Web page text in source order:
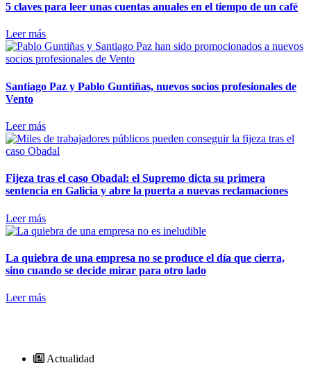
5 claves para leer unas cuentas anuales en el tiempo de un café
Leer más
Santiago Paz y Pablo Guntiñas, nuevos socios profesionales de
Vento
Leer más
Fijeza tras el caso Obadal: el Supremo dicta su primera
sentencia en Galicia y abre la puerta a nuevas reclamaciones
Leer más
La quiebra de una empresa no se produce el día que cierra,
sino cuando se decide mirar para otro lado
Leer más
Actualidad